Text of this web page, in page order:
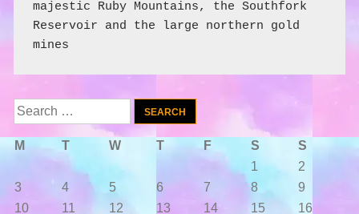
majestic Ruby Mountains, the Southfork
Reservoir and the large northern gold
mines
Search
for:
M T W T F S
S
1
2
3
4 5 6 7 8
9
10
11 12 13 14 15
16